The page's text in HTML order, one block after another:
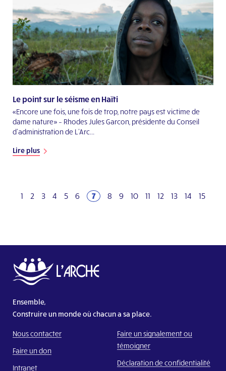
Le point sur le séisme en Haïti
«Encore une fois, une fois de trop, notre pays est victime de
dame nature» – Rhodes Jules Garcon, présidente du Conseil
d'administration de L'Arc...
Lire plus
1 2 3 4 5 6 7 8 9 10 11 12 13 14 15
Ensemble,
Construire un monde où chacun a sa place.
Nous contacter
Faire un don
Intranet
Faire un signalement ou
témoigner
Déclaration de confidentialité